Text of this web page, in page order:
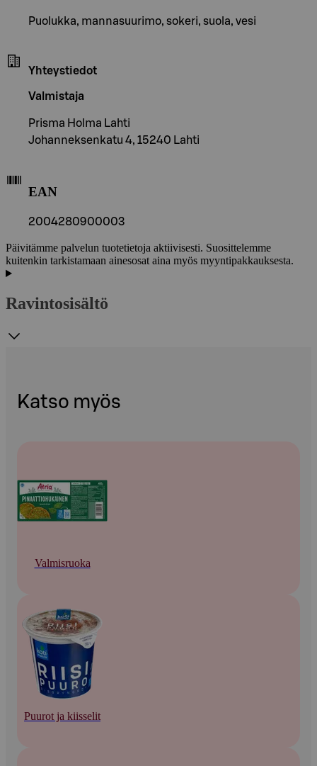
Puolukka, mannasuurimo, sokeri, suola, vesi
Yhteystiedot
Valmistaja
Prisma Holma Lahti
Johanneksenkatu 4, 15240 Lahti
EAN
2004280900003
Päivitämme palvelun tuotetietoja aktiivisesti. Suosittelemme
kuitenkin tarkistamaan ainesosat aina myös myyntipakkauksesta.
Ravintosisältö
Katso myös
Valmisruoka
Puurot ja kiisselit